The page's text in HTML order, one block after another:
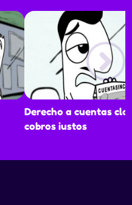
Derecho a cuentas
cobros justos